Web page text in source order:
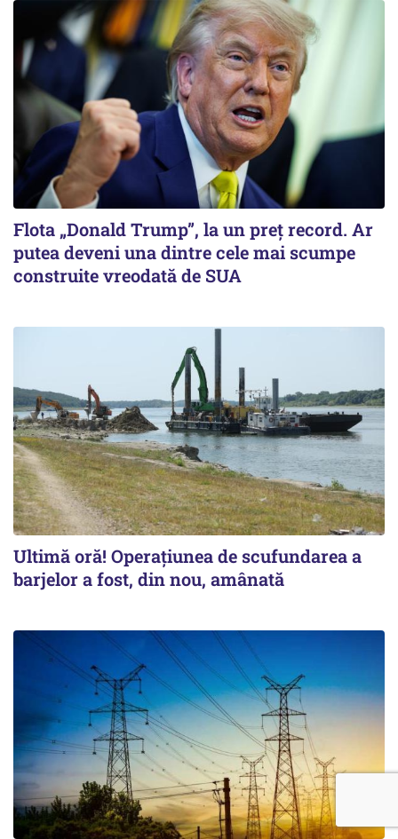
Flota „Donald Trump”, la un preț record. Ar
putea deveni una dintre cele mai scumpe
construite vreodată de SUA
Ultimă oră! Operațiunea de scufundarea a
barjelor a fost, din nou, amânată